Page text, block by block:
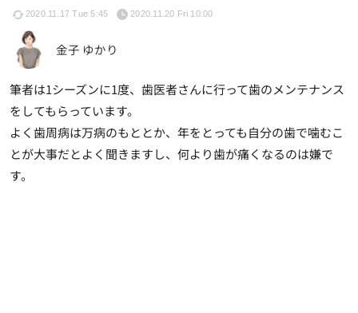
2020.11.17 Tue 5:45 2020.11.20 Fri 10:00
金子 ゆかり
筆者は1シーズンに1度、歯医者さんに行って歯のメンテナンス
をしてもらっています。
よく歯周病は万病のもととか、年をとっても自分の歯で噛むこ
とが大事だとよく聞きますし、何より歯が痛くなるのは嫌で
す。